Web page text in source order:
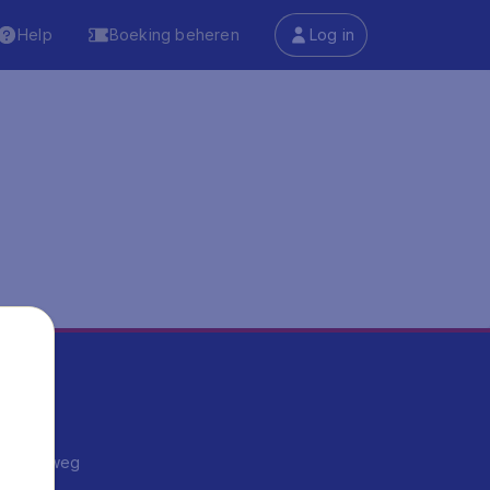
Help Boeking beheren Log in
weg